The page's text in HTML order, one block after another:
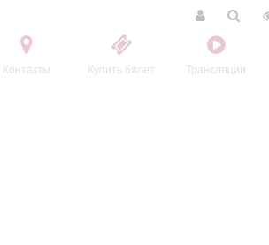
Контакты Купить билет Трансляции